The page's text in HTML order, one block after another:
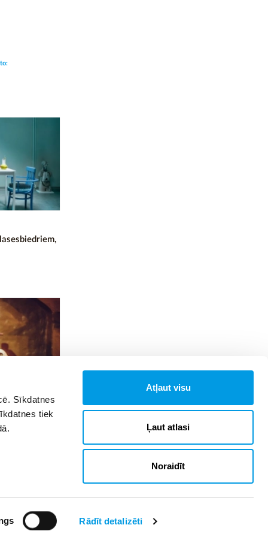
Sīkdatnes
tiek
Rādīt detalizēti
Atļaut visu
Ļaut atlasi
Noraidīt
skolēnus
Reklāma